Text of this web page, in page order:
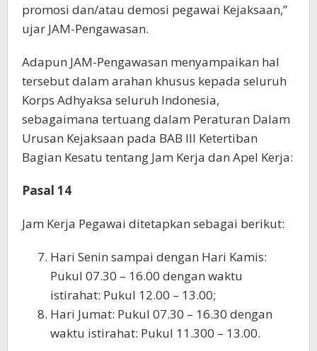
promosi dan/atau demosi pegawai Kejaksaan,”
ujar JAM-Pengawasan.
Adapun JAM-Pengawasan menyampaikan hal
tersebut dalam arahan khusus kepada seluruh
Korps Adhyaksa seluruh Indonesia,
sebagaimana tertuang dalam Peraturan Dalam
Urusan Kejaksaan pada BAB III Ketertiban
Bagian Kesatu tentang Jam Kerja dan Apel Kerja:
Pasal 14
Jam Kerja Pegawai ditetapkan sebagai berikut:
Hari Senin sampai dengan Hari Kamis:
Pukul 07.30 – 16.00 dengan waktu
istirahat: Pukul 12.00 – 13.00;
Hari Jumat: Pukul 07.30 – 16.30 dengan
waktu istirahat: Pukul 11.300 – 13.00.